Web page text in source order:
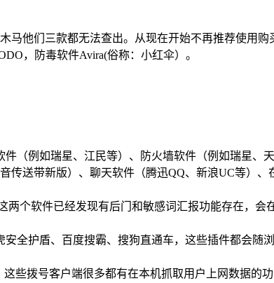
马他们三款都无法查出。从现在开始不再推荐使用
，防毒软件Avira(俗称：小红伞）。
（例如瑞星、江民等）、防火墙软件（例如瑞星、天
传送带新版）、聊天软件（腾迅QQ、新浪UC等）
两个软件已经发现有后门和敏感词汇报功能存在，
全护盾、百度搜霸、搜狗直通车，这些插件都会
些拨号客户端很多都有在本机抓取用户上网数据的